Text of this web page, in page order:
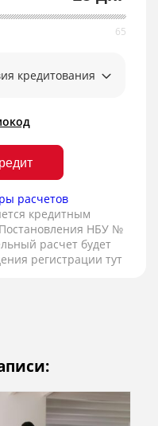
кредитования
расчетов
кредитным
НБУ №
расчет будет
регистрации тут